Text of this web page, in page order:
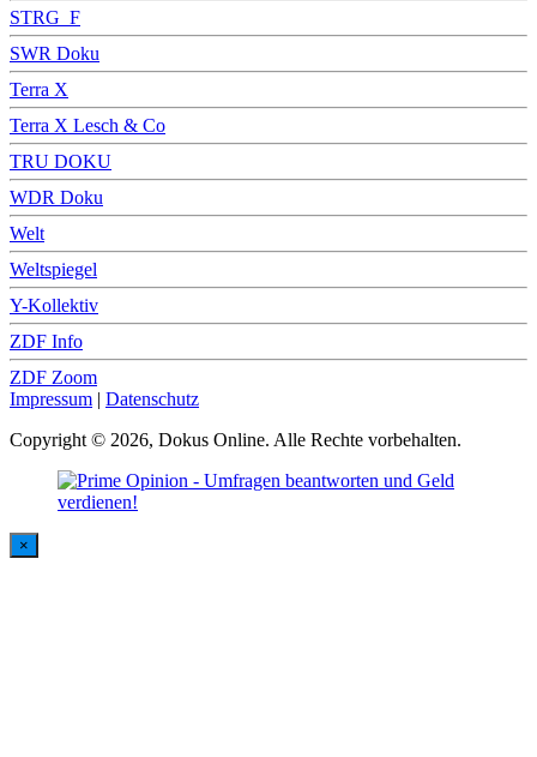
STRG_F
SWR Doku
Terra X
Terra X Lesch & Co
TRU DOKU
WDR Doku
Welt
Weltspiegel
Y-Kollektiv
ZDF Info
ZDF Zoom
Impressum | Datenschutz
Copyright © 2026, Dokus Online. Alle Rechte vorbehalten.
×